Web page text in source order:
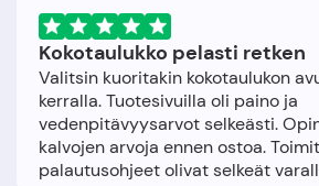
Kokotaulukko pelasti retken
Valitsin kuoritakin kokotaulukon
kerralla. Tuotesivuilla oli paino ja
vedenpitävyysarvot selkeästi.
kalvojen arvoja ennen ostoa.